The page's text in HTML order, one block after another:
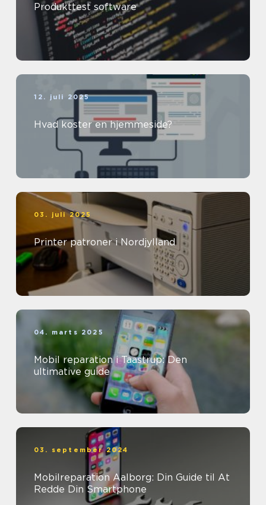
Produkttest software
12. juli 2025
Hvad koster en hjemmeside?
03. juli 2025
Printer patroner i Nordjylland
04. marts 2025
Mobil reparation i Taastrup: Den
ultimative guide
03. september 2024
Mobilreparation Aalborg: Din Guide til At
Redde Din Smartphone